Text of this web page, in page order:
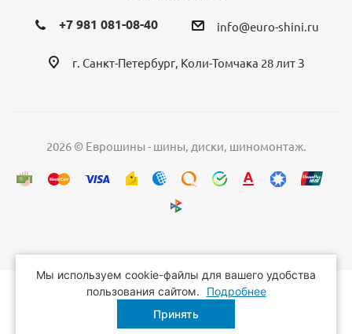
+7 981 081-08-40 info@euro-shini.ru
г. Санкт-Петербург, Коли-Томчака 28 лит З
2026 © Еврошины - шины, диски, шиномонтаж.
Мы используем cookie-файлы для вашего удобства
пользования сайтом.
Подробнее
Принять